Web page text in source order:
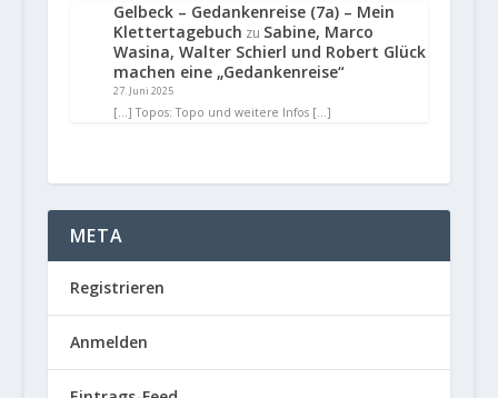
Gelbeck – Gedankenreise (7a) – Mein
Klettertagebuch zu Sabine, Marco
Wasina, Walter Schierl und Robert Glück
machen eine „Gedankenreise“
27. Juni 2025
[…] Topos: Topo und weitere Infos […]
META
Registrieren
Anmelden